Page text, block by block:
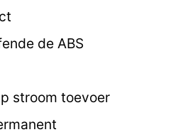
de ABS
stroom toevoer